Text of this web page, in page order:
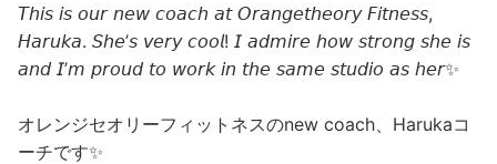
𝘛𝘩𝘪𝘴 𝘪𝘴 𝘰𝘶𝘳 𝘯𝘦𝘸 𝘤𝘰𝘢𝘤𝘩 𝘢𝘵 𝘖𝘳𝘢𝘯𝘨𝘦𝘵𝘩𝘦𝘰𝘳𝘺 𝘍𝘪𝘵𝘯𝘦𝘴𝘴,
𝘏𝘢𝘳𝘶𝘬𝘢. 𝘚𝘩𝘦’𝘴 𝘷𝘦𝘳𝘺 𝘤𝘰𝘰𝘭! 𝘐 𝘢𝘥𝘮𝘪𝘳𝘦 𝘩𝘰𝘸 𝘴𝘵𝘳𝘰𝘯𝘨 𝘴𝘩𝘦 𝘪𝘴
𝘢𝘯𝘥 𝘐’𝘮 𝘱𝘳𝘰𝘶𝘥 𝘵𝘰 𝘸𝘰𝘳𝘬 𝘪𝘯 𝘵𝘩𝘦 𝘴𝘢𝘮𝘦 𝘴𝘵𝘶𝘥𝘪𝘰 𝘢𝘴 𝘩𝘦𝘳✨
オレンジセオリーフィットネスのnew coach、Harukaコ
ーチです✨